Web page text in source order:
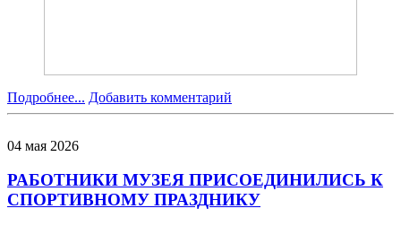
Подробнее... Добавить комментарий
04 мая 2026
РАБОТНИКИ МУЗЕЯ ПРИСОЕДИНИЛИСЬ К
СПОРТИВНОМУ ПРАЗДНИКУ